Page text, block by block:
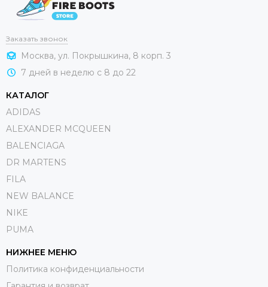
Заказать звонок
Москва, ул. Покрышкина, 8 корп. 3
7 дней в неделю с 8 до 22
КАТАЛОГ
ADIDAS
ALEXANDER MCQUEEN
BALENCIAGA
DR MARTENS
FILA
NEW BALANCE
NIKE
PUMA
НИЖНЕЕ МЕНЮ
Политика конфиденциальности